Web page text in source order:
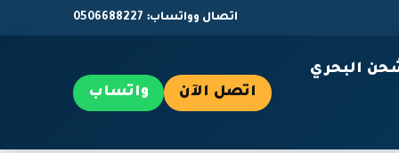
اتصال وواتساب: 0506688227
البحري
اتصل الآن واتساب